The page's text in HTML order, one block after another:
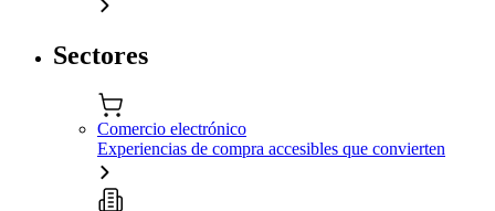
Sectores
Comercio electrónico
Experiencias de compra accesibles que convierten